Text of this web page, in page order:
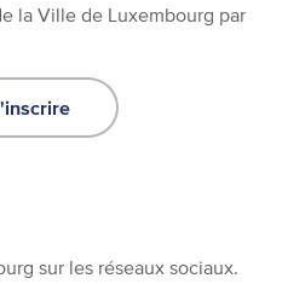
la Ville de Luxembourg par
sur les réseaux sociaux.